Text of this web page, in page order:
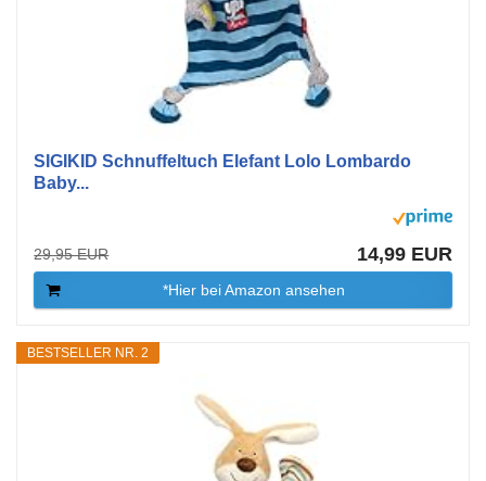
SIGIKID Schnuffeltuch Elefant Lolo Lombardo
Baby...
29,95 EUR 14,99 EUR
*Hier bei Amazon ansehen
BESTSELLER NR. 2